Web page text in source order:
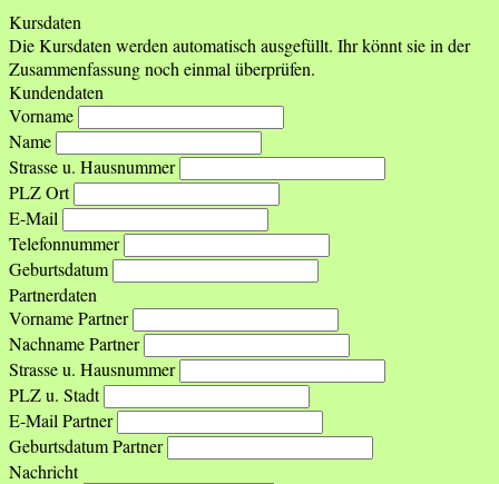
Kursdaten
Die Kursdaten werden automatisch ausgefüllt. Ihr könnt sie in der
Zusammenfassung noch einmal überprüfen.
Kundendaten
Vorname
Name
Strasse u. Hausnummer
PLZ Ort
E-Mail
Telefonnummer
Geburtsdatum
Partnerdaten
Vorname Partner
Nachname Partner
Strasse u. Hausnummer
PLZ u. Stadt
E-Mail Partner
Geburtsdatum Partner
Nachricht